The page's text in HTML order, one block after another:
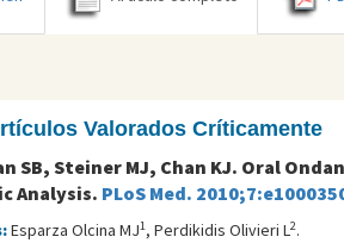
Valorados Críticamente
SB, Steiner MJ, Chan KJ. Oral
Analysis. PLoS Med.
Esparza Olcina MJ1, Perdikidis Olivieri L2.